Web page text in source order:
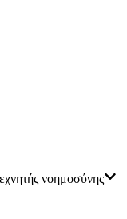
νοημοσύνης